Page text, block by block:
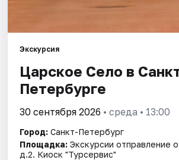
Экскурсия
Царское Село в
Петербурге
30 сентября 2026 • среда • 13:00
Город: Санкт-Петербург
Площадка: Экскурсии отправление
д.2. Киоск "Турсервис"